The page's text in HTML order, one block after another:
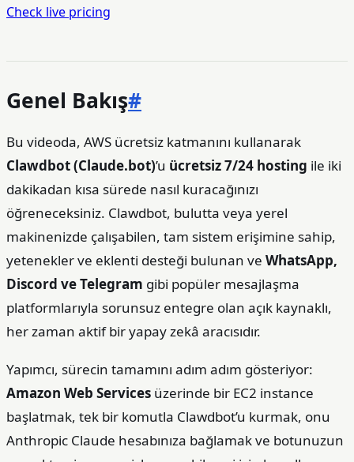
Check live pricing
Genel Bakış#
Bu videoda, AWS ücretsiz katmanını kullanarak
Clawdbot (Claude.bot)’u ücretsiz 7/24 hosting ile iki
dakikadan kısa sürede nasıl kuracağınızı
öğreneceksiniz. Clawdbot, bulutta veya yerel
makinenizde çalışabilen, tam sistem erişimine sahip,
yetenekler ve eklenti desteği bulunan ve WhatsApp,
Discord ve Telegram gibi popüler mesajlaşma
platformlarıyla sorunsuz entegre olan açık kaynaklı,
her zaman aktif bir yapay zekâ aracısıdır.
Yapımcı, sürecin tamamını adım adım gösteriyor:
Amazon Web Services üzerinde bir EC2 instance
başlatmak, tek bir komutla Clawdbot’u kurmak, onu
Anthropic Claude hesabınıza bağlamak ve botunuzun